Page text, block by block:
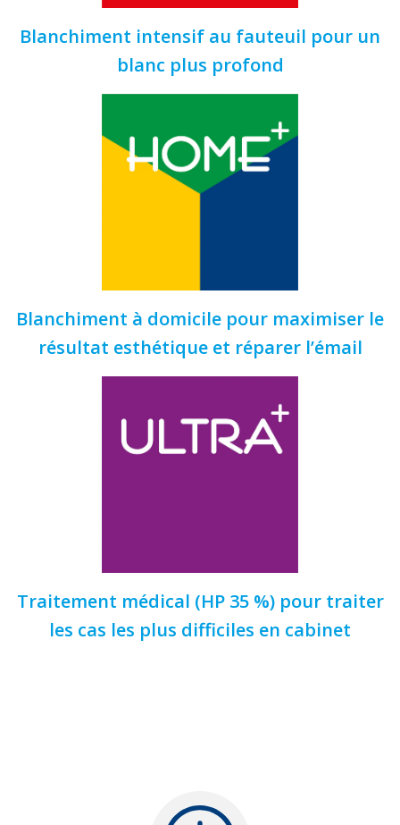
Blanchiment intensif au fauteuil pour un
blanc plus profond
Blanchiment à domicile pour maximiser le
résultat esthétique et réparer l’émail
Traitement médical (HP 35 %) pour traiter
les cas les plus difficiles en cabinet